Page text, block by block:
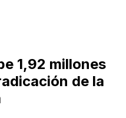
1,92 millones
de la